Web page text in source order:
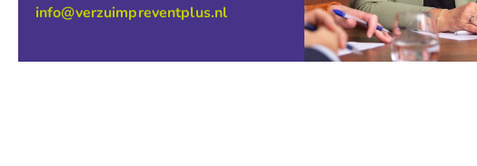
info@verzuimpreventplus.nl